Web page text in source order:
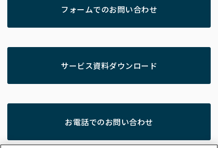
フォームでのお問い合わせ
サービス資料ダウンロード
お電話でのお問い合わせ